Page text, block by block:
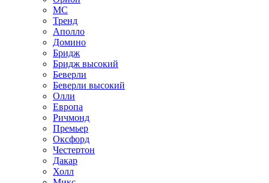
МС
Тренд
Аполло
Домино
Бридж
Бридж высокий
Беверли
Беверли высокий
Олли
Европа
Ричмонд
Премьер
Оксфорд
Честертон
Дакар
Холл